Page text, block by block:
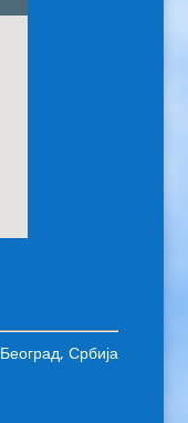
Србија